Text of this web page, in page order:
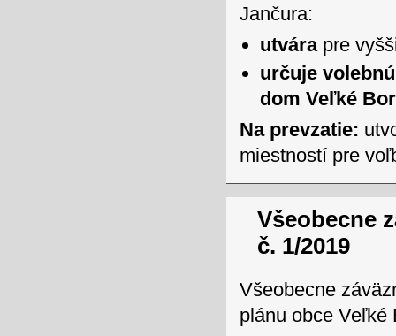
Jančura:
utvárapre
určuje
dom Veľké
Na prevzatie:
miestností pre
Všeobecne
č. 1/2019
Všeobecne
plánu obce Veľké